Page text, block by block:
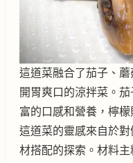
這道菜融合了茄子、
開胃爽口的涼拌菜。
富的口感和營養，檸
這道菜的靈感來自於
材搭配的探索。材料